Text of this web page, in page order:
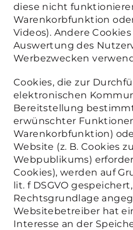
diese nicht
Warenkorbfunktion
Videos). Andere
Auswertung des
Werbezwecken
Cookies, die zur
elektronischen
Bereitstellung
erwünschter
Warenkorbfunktion)
Website (z. B. Cookies
Webpublikums)
Cookies), werden auf
lit. f DSGVO
Rechtsgrundlage
Websitebetreiber hat
Interesse an der